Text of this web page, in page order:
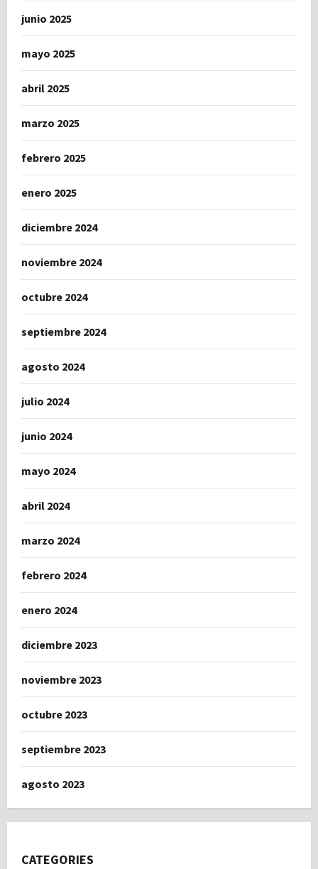
junio 2025
mayo 2025
abril 2025
marzo 2025
febrero 2025
enero 2025
diciembre 2024
noviembre 2024
octubre 2024
septiembre 2024
agosto 2024
julio 2024
junio 2024
mayo 2024
abril 2024
marzo 2024
febrero 2024
enero 2024
diciembre 2023
noviembre 2023
octubre 2023
septiembre 2023
agosto 2023
CATEGORIES